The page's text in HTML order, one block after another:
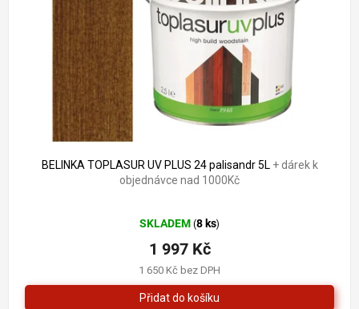
BELINKA TOPLASUR UV PLUS 24 palisandr 5L + dárek k
objednávce nad 1000Kč
hodnocení
produktu
je
5,0
z
5
SKLADEM (8 ks)
1 650 Kč bez DPH
1 997 Kč